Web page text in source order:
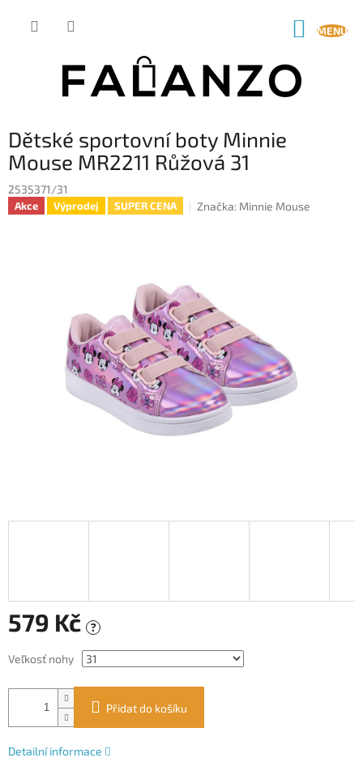
Dětské sportovní boty Minnie
Mouse MR2211 Růžová 31
2535371/31
Akce Výprodej SUPER CENA Značka: Minnie Mouse
579 Kč ?
cena:
Veľkosť nohy
Přidat do košíku
Detailní informace